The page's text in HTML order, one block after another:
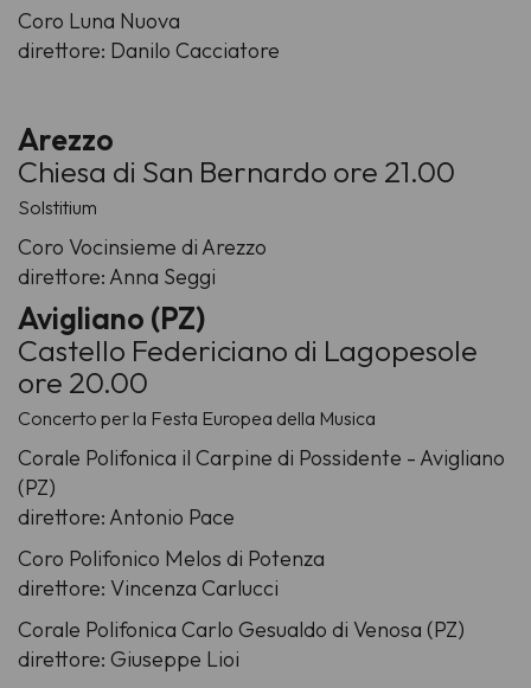
Coro Luna Nuova
direttore: Danilo Cacciatore
Arezzo
Chiesa di San Bernardo ore 21.00
Solstitium
Coro Vocinsieme di Arezzo
direttore: Anna Seggi
Avigliano (PZ)
Castello Federiciano di Lagopesole
ore 20.00
Concerto per la Festa Europea della Musica
Corale Polifonica il Carpine di Possidente - Avigliano
(PZ)
direttore: Antonio Pace
Coro Polifonico Melos di Potenza
direttore: Vincenza Carlucci
Corale Polifonica Carlo Gesualdo di Venosa (PZ)
direttore: Giuseppe Lioi